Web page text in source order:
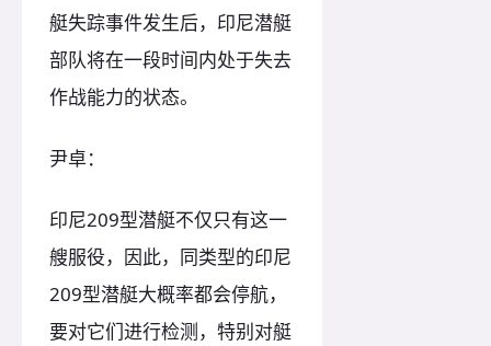
艇失踪事件发生后，印尼潜艇
部队将在一段时间内处于失去
作战能力的状态。
尹卓：
印尼209型潜艇不仅只有这一
艘服役，因此，同类型的印尼
209型潜艇大概率都会停航，
要对它们进行检测，特别对艇